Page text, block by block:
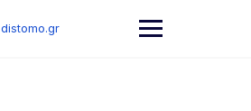
distomo.gr